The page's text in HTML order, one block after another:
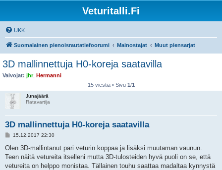
Veturitalli.Fi
UKK
Suomalainen pienoisrautatiefoorumi Mainostajat Muut piensarjat
3D mallinnettuja H0-koreja saatavilla
Valvojat: jhr, Hermanni
15 viestiä • Sivu 1/1
Junajäärä
Ratavartija
3D mallinnettuja H0-koreja saatavilla
V
e
t
i
15.12.2017 22:30
Olen 3D-mallintanut pari veturin koppaa ja lisäksi muutaman vaunun.
Teen näitä vetureita itselleni mutta 3D-tulosteiden hyvä puoli on se, että
vetureita on helppo monistaa. Tällainen touhu saattaa madaltaa kynnystä